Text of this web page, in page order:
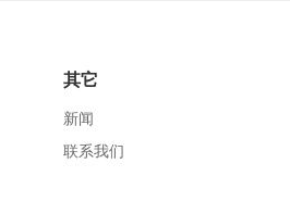
其它
新闻
联系我们